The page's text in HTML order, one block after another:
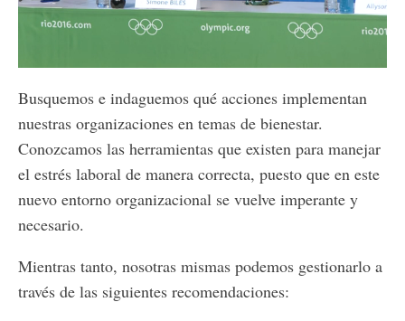
Busquemos e indaguemos qué acciones implementan
nuestras organizaciones en temas de bienestar.
Conozcamos las herramientas que existen para manejar
el estrés laboral de manera correcta, puesto que en este
nuevo entorno organizacional se vuelve imperante y
necesario.
Mientras tanto, nosotras mismas podemos gestionarlo a
través de las siguientes recomendaciones: